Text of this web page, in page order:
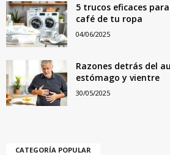
5 trucos eficaces
café de tu ropa
04/06/2025
Razones detrás del
estómago y vientre
30/05/2025
CATEGORÍA POPULAR